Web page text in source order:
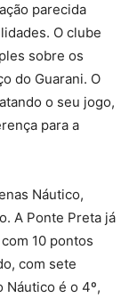
parecida
O clube
sobre os
do Guarani. O
o seu jogo,
para a
Náutico,
A Ponte Preta já
10 pontos
com sete
Náutico é o 4º,